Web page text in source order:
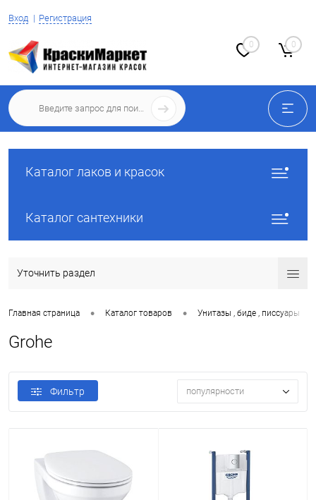
Вход Регистрация
0 0
Каталог лаков и красок
Каталог сантехники
Уточнить раздел
Главная страница • Каталог товаров • Унитазы , биде , писсуары
Grohe
Фильтр популярности